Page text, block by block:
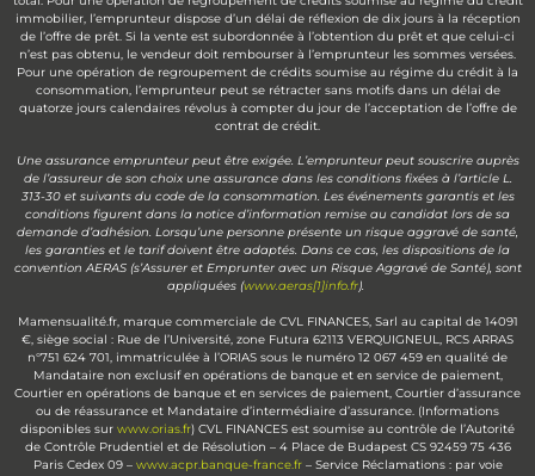
immobilier, l’emprunteur dispose d’un délai de réflexion de dix jours à la réception
de l’offre de prêt. Si la vente est subordonnée à l’obtention du prêt et que celui-ci
n’est pas obtenu, le vendeur doit rembourser à l’emprunteur les sommes versées.
Pour une opération de regroupement de crédits soumise au régime du crédit à la
consommation, l’emprunteur peut se rétracter sans motifs dans un délai de
quatorze jours calendaires révolus à compter du jour de l’acceptation de l’offre de
contrat de crédit.
Une assurance emprunteur peut être exigée. L’emprunteur peut souscrire auprès
de l’assureur de son choix une assurance dans les conditions fixées à l’article L.
313-30 et suivants du code de la consommation. Les événements garantis et les
conditions figurent dans la notice d’information remise au candidat lors de sa
demande d’adhésion. Lorsqu’une personne présente un risque aggravé de santé,
les garanties et le tarif doivent être adaptés. Dans ce cas, les dispositions de la
convention AERAS (s’Assurer et Emprunter avec un Risque Aggravé de Santé), sont
appliquées (www.aeras[1]info.fr).
Mamensualité.fr, marque commerciale de CVL FINANCES, Sarl au capital de 14091
€, siège social : Rue de l’Université, zone Futura 62113 VERQUIGNEUL, RCS ARRAS
n°751 624 701, immatriculée à l’ORIAS sous le numéro 12 067 459 en qualité de
Mandataire non exclusif en opérations de banque et en service de paiement,
Courtier en opérations de banque et en services de paiement, Courtier d’assurance
ou de réassurance et Mandataire d’intermédiaire d’assurance. (Informations
disponibles sur www.orias.fr) CVL FINANCES est soumise au contrôle de l’Autorité
de Contrôle Prudentiel et de Résolution – 4 Place de Budapest CS 92459 75 436
Paris Cedex 09 – www.acpr.banque-france.fr– Service Réclamations : par voie